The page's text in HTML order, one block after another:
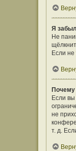
Я
Не
Если
Почему
Если
не
т. д.